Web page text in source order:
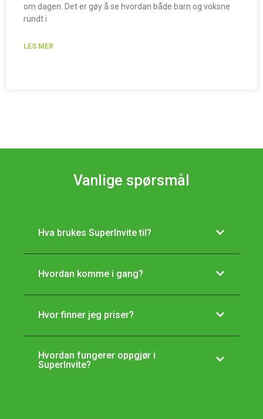
om dagen. Det er gøy å se hvordan både barn og voksne
rundt i
LES MER
Vanlige spørsmål
Hva brukes SuperInvite til?
Hvordan komme i gang?
Hvor finner jeg priser?
Hvordan fungerer oppgjør i
SuperInvite?